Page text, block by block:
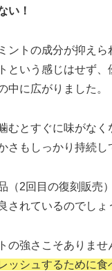
い！
ントの成分が抑えら
という感じはせず、
中に広がりました。
むとすぐに味がな
さもしっかり持続し
（2回目の復刻販売
されているのでしょ
の強さこそありませ
ッシュするために食